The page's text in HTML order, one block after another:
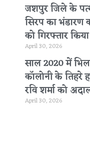
जशपुर जिले के
सिरप का भंडारण
को गिरफ्तार
April 30, 2026
साल 2020 में
कॉलोनी के तिहरे
रवि शर्मा को
April 30, 2026